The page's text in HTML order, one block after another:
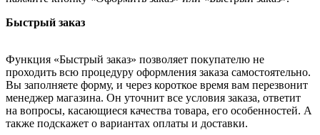
Быстрый заказ
Функция «Быстрый заказ» позволяет покупателю не
проходить всю процедуру оформления заказа самостоятельно.
Вы заполняете форму, и через короткое время вам перезвонит
менеджер магазина. Он уточнит все условия заказа, ответит
на вопросы, касающиеся качества товара, его особенностей. А
также подскажет о вариантах оплаты и доставки.